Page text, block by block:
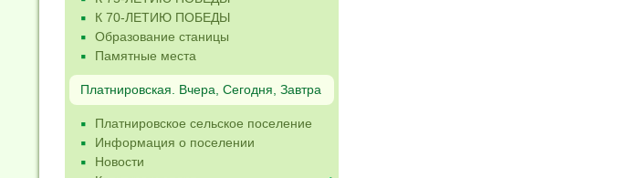
К 70-ЛЕТИЮ ПОБЕДЫ
Образование станицы
Памятные места
Платнировская. Вчера, Сегодня, Завтра
Платнировское сельское поселение
Информация о поселении
Новости